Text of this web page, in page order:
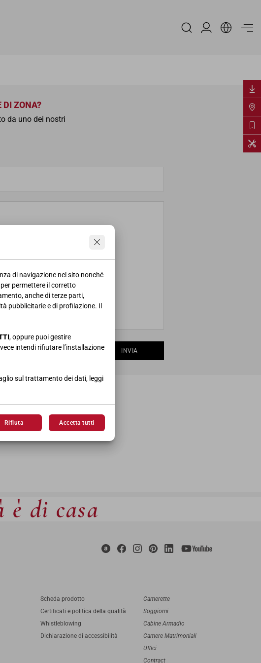
di navigazione nel sito nonché
permettere il corretto
anche di terze parti,
pubblicitarie e di profilazione. Il
, oppure puoi gestire
intendi rifiutare l’installazione
sul trattamento dei dati, leggi
Rifiuta Accetta tutti
Area Riservata
DI ZONA?
da uno dei nostri
INVIA
è di casa
Scheda prodotto
Certificati e politica della qualità
Whistleblowing
Dichiarazione di accessibilità
Camerette
Soggiorni
Cabine Armadio
Camere Matrimoniali
Uffici
Contract